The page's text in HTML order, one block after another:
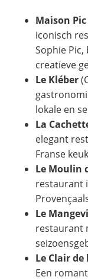
Maison Pic
iconisch
Sophie
creatieve
Le Kléber
lokale en
La
elegant
Franse
Le Moulin
restaurant
Le
restaurant
Le Clair
Een